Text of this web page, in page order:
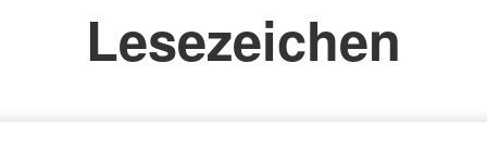
Lesezeichen